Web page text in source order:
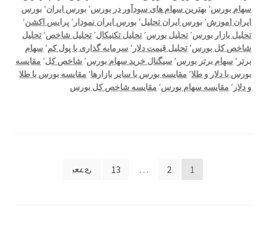
سهام بورس٬ بهترین سهام های سودآور در بورس٬ بورس ایران٬ بورس
ایران اموزش٬ بورس ایران تحلیل٬ بورس ایران نمودار ٬ پرایس اکشن٬
تحلیل بازار بورس٬ تحلیل بورس٬ تحلیل تکنیکال٬ تحلیل شاخص٬ تحلیل
شاخص کل بورس٬ تحلیل قیمت دلار ٬ سرمایه گذاری با پول کم٬ سهام
برتر ٬ سهام برتر بورس٬ سیگنال خرید سهام بورس٬ شاخص کل٬ مقایسه
بورس با دلار و طلا٬ مقایسه بورس با سایر بازارها٬ مقایسه بورس با طلا
و دلار ٬ مقایسه سهام بورس٬ مقایسه شاخص کل بورس
صفحه‌بندی
1
2
…
13 بعدی